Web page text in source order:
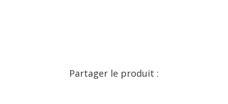
Partager le produit :